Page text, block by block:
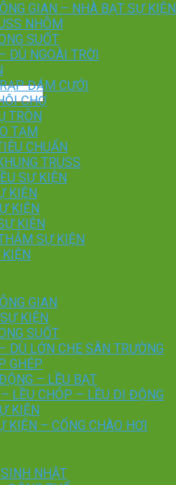
GIAN – NHÀ BẠT SỰ KIỆN
NHÔM
SUỐT
DÙ NGOÀI TRỜI
ĐÁM CƯỚI
CHỢ
TRÒN
TẠM
CHUẨN
TRUSS
SỰ KIỆN
KIỆN
KIỆN
KIỆN
SỰ KIỆN
GIAN
KIỆN
SUỐT
DÙ LỚN CHE SÂN TRƯỜNG
GHÉP
– LỀU BẠT
LỀU CHÓP – LỀU DI ĐỘNG
KIỆN
KIỆN – CỔNG CHÀO HƠI
NHẬT